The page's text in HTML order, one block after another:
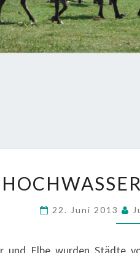
IN
22. Juni 2013